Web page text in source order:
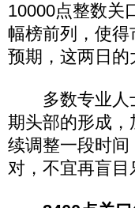
10000点整数关
幅榜前列，使得
预期，这两日
多数专业人士
期头部的形成
续调整一段时
对，不宜再盲目